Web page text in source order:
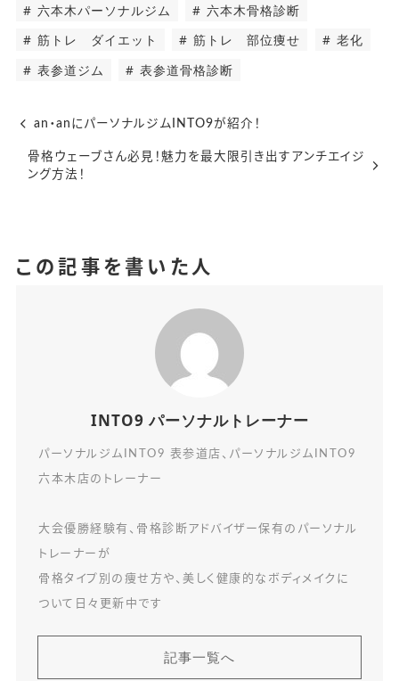
六本木パーソナルジム
六本木骨格診断
筋トレ ダイエット
筋トレ 部位痩せ
老化
表参道ジム
表参道骨格診断
an・anにパーソナルジムINTO9が紹介！
骨格ウェーブさん必見！魅力を最大限引き出すアンチエイジ
ング方法！
この記事を書いた人
INTO9 パーソナルトレーナー
パーソナルジムINTO9 表参道店、パーソナルジムINTO9
六本木店のトレーナー
大会優勝経験有、骨格診断アドバイザー保有のパーソナル
トレーナーが
骨格タイプ別の痩せ方や、美しく健康的なボディメイクに
ついて日々更新中です
記事一覧へ